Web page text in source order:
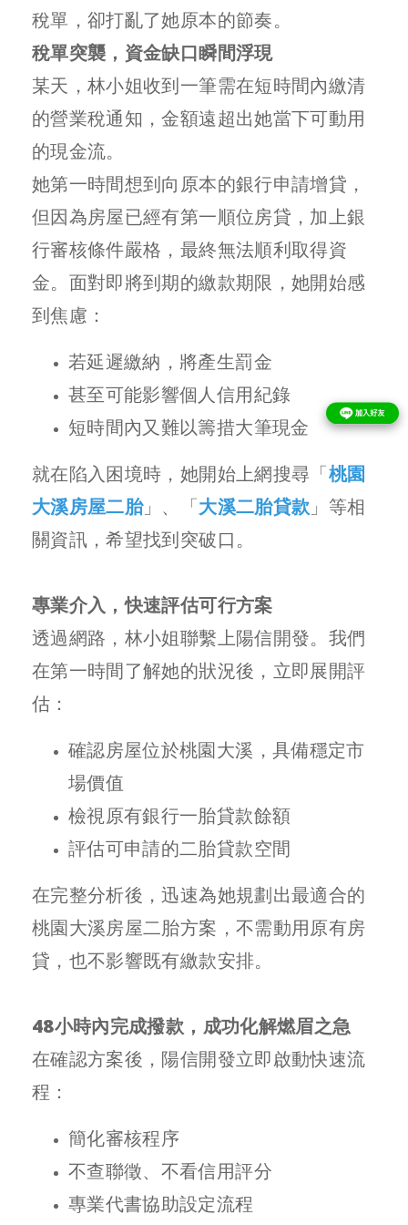
稅單，卻打亂了她原本的節奏。
稅單突襲，資金缺口瞬間浮現
某天，林小姐收到一筆需在短時間內繳清
的營業稅通知，金額遠超出她當下可動用
的現金流。
她第一時間想到向原本的銀行申請增貸，
但因為房屋已經有第一順位房貸，加上銀
行審核條件嚴格，最終無法順利取得資
金。面對即將到期的繳款期限，她開始感
到焦慮：
若延遲繳納，將產生罰金
甚至可能影響個人信用紀錄
短時間內又難以籌措大筆現金
就在陷入困境時，她開始上網搜尋「桃園
大溪房屋二胎」、「大溪二胎貸款 」等相
關資訊，希望找到突破口。
專業介入，快速評估可行方案
透過網路，林小姐聯繫上陽信開發。我們
在第一時間了解她的狀況後，立即展開評
估：
確認房屋位於桃園大溪，具備穩定市
場價值
檢視原有銀行一胎貸款餘額
評估可申請的二胎貸款空間
在完整分析後，迅速為她規劃出最適合的
桃園大溪房屋二胎方案，不需動用原有房
貸，也不影響既有繳款安排。
48小時內完成撥款，成功化解燃眉之急
在確認方案後，陽信開發立即啟動快速流
程：
簡化審核程序
不查聯徵、不看信用評分
專業代書協助設定流程